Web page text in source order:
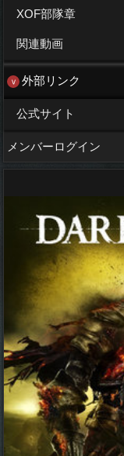
XOF部隊章
関連動画
外部リンク
公式サイト
メンバーログイン